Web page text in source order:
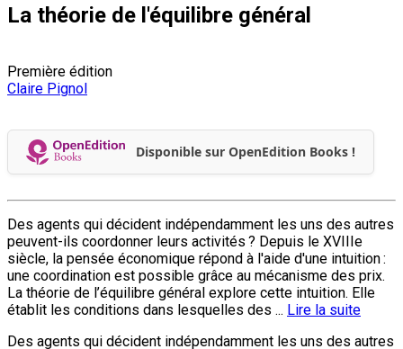
La théorie de l'équilibre général
Première édition
Claire Pignol
Disponible sur OpenEdition Books !
Des agents qui décident indépendamment les uns des autres
peuvent-ils coordonner leurs activités ? Depuis le XVIIIe
siècle, la pensée économique répond à l'aide d'une intuition :
une coordination est possible grâce au mécanisme des prix.
La théorie de l’équilibre général explore cette intuition. Elle
établit les conditions dans lesquelles des ... Lire la suite
Des agents qui décident indépendamment les uns des autres